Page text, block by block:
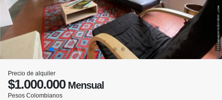
Precio de alquiler
$1.000.000Mensual
Pesos Colombianos